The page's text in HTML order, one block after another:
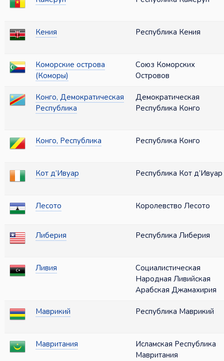
Кения Республика Кения
Коморские острова
(Коморы)
Союз Коморских
Островов
Конго, Демократическая
Республика
Демократическая
Республика Конго
Конго, Республика Республика Конго
Кот д’Ивуар Республика Кот д’Ивуар
Лесото Королевство Лесото
Либерия Республика Либерия
Ливия
Социалистическая
Народная Ливийская
Арабская Джамахирия
Маврикий Республика Маврикий
Мавритания
Исламская Республика
Мавритания